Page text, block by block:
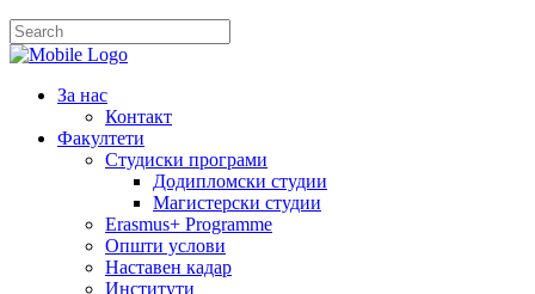
За нас
Контакт
Факултети
Студиски програми
Додипломски студии
Магистерски студии
Erasmus+ Programme
Општи услови
Наставен кадар
Институти